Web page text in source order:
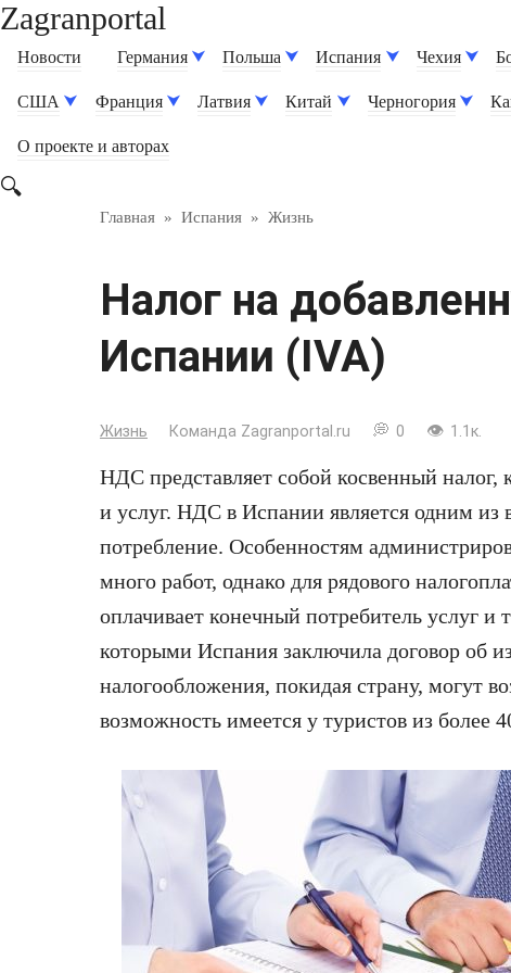
Перейти
Zagranportal
Новости Германия Польша Испания Чехия
США Франция Латвия Китай Черногория
О проекте и авторах
Главная » Испания » Жизнь
Налог на
Испании (IVA)
Жизнь Команда Zagranportal.ru 0 1.1к.
НДС представляет собой косвенный налог,
и услуг. НДС в Испании является одним из
потребление. Особенностям
много работ, однако для рядового
оплачивает конечный потребитель услуг и
которыми Испания заключила договор об
налогообложения, покидая страну, могут
возможность имеется у туристов из более